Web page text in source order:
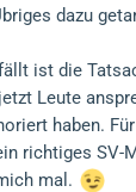
dazu
ist die
Leute
haben.
richtiges SV-
mal.